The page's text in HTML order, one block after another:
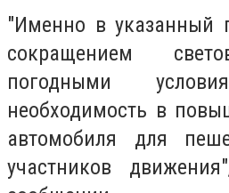
"Именно в указанный
сокращением
погодными
необходимость в
автомобиля для
участников